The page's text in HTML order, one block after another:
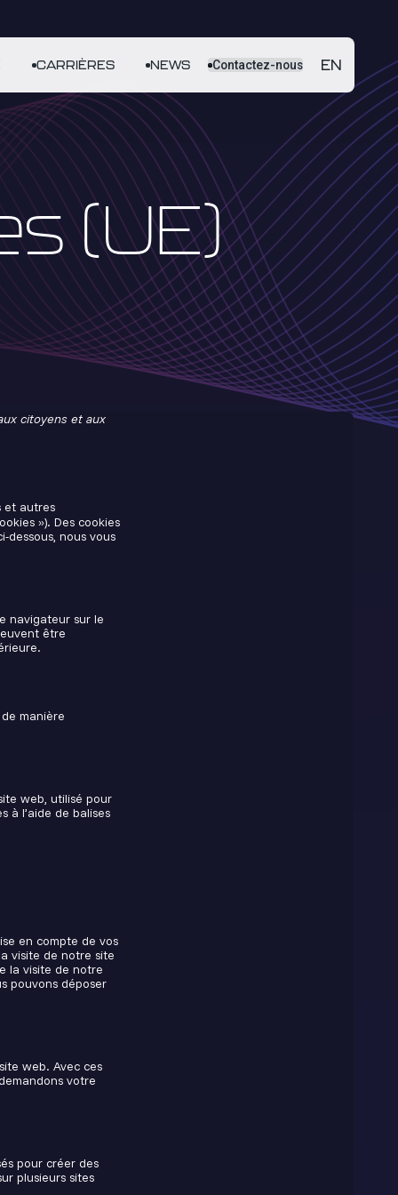
CARRIÈRES NEWS Contactez-nous EN
(UE)
citoyens et aux
et autres
»). Des cookies
dessous, nous vous
navigateur sur le
être
manière
web, utilisé pour
à l’aide de balises
en compte de vos
visite de notre site
la visite de notre
pouvons déposer
web. Avec ces
votre
pour créer des
plusieurs sites